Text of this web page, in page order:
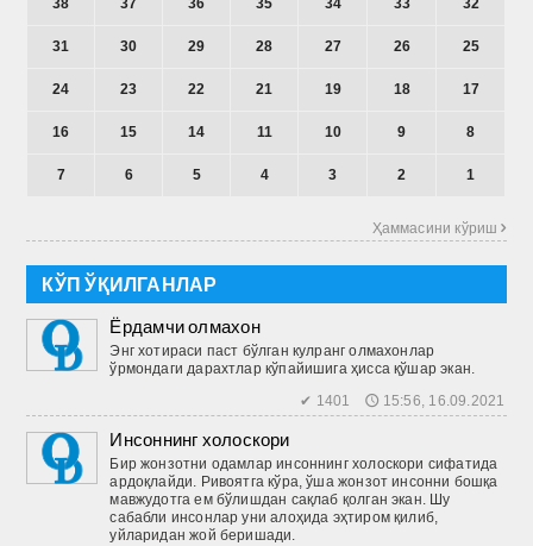
38 37 36 35 34 33 32
31 30 29 28 27 26 25
24 23 22 21 19 18 17
16 15 14 11 10 9 8
7 6 5 4 3 2 1
Ҳаммасини кўриш 
КЎП ЎҚИЛГАНЛАР
Ёрдамчи олмахон
Энг хотираси паст бўлган кулранг олмахонлар
ўрмондаги дарахтлар кўпайишига ҳисса қўшар экан.
✔ 1401 🕔 15:56, 16.09.2021
Инсоннинг холоскори
Бир жонзотни одамлар инсоннинг холоскори сифатида
ардоқлайди. Ривоятга кўра, ўша жонзот инсонни бошқа
мавжудотга ем бўлишдан сақлаб қолган экан. Шу
сабабли инсонлар уни алоҳида эҳтиром қилиб,
уйларидан жой беришади.